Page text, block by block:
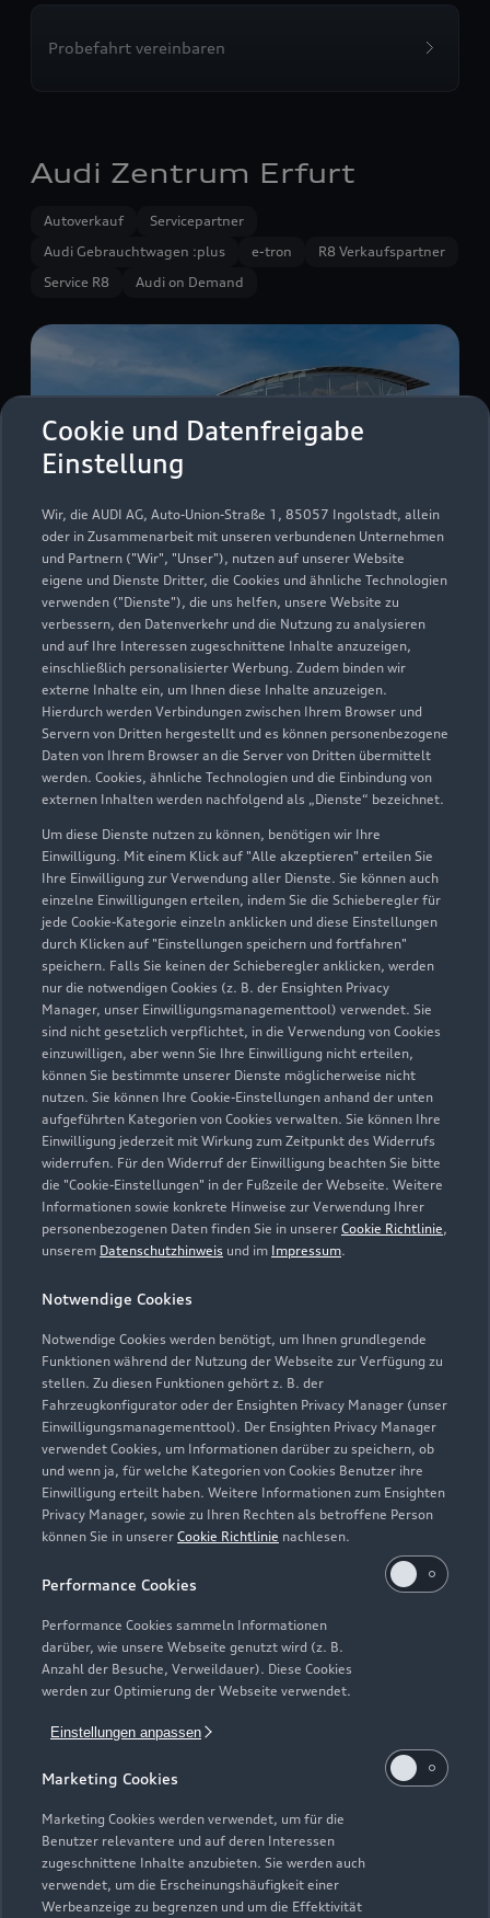
Cookie und Datenfreigabe
Einstellung
Wir, die AUDI AG, Auto-Union-Straße 1, 85057 Ingolstadt, allein
oder in Zusammenarbeit mit unseren verbundenen Unternehmen
und Partnern ("Wir", "Unser"), nutzen auf unserer Website
eigene und Dienste Dritter, die Cookies und ähnliche Technologien
verwenden ("Dienste"), die uns helfen, unsere Website zu
verbessern, den Datenverkehr und die Nutzung zu analysieren
und auf Ihre Interessen zugeschnittene Inhalte anzuzeigen,
einschließlich personalisierter Werbung. Zudem binden wir
externe Inhalte ein, um Ihnen diese Inhalte anzuzeigen.
Hierdurch werden Verbindungen zwischen Ihrem Browser und
Servern von Dritten hergestellt und es können personenbezogene
Daten von Ihrem Browser an die Server von Dritten übermittelt
werden. Cookies, ähnliche Technologien und die Einbindung von
externen Inhalten werden nachfolgend als „Dienste“ bezeichnet.
Um diese Dienste nutzen zu können, benötigen wir Ihre
Einwilligung. Mit einem Klick auf "Alle akzeptieren" erteilen Sie
Ihre Einwilligung zur Verwendung aller Dienste. Sie können auch
einzelne Einwilligungen erteilen, indem Sie die Schieberegler für
jede Cookie-Kategorie einzeln anklicken und diese Einstellungen
durch Klicken auf "Einstellungen speichern und fortfahren"
speichern. Falls Sie keinen der Schieberegler anklicken, werden
nur die notwendigen Cookies (z. B. der Ensighten Privacy
Manager, unser Einwilligungsmanagementtool) verwendet. Sie
sind nicht gesetzlich verpflichtet, in die Verwendung von Cookies
einzuwilligen, aber wenn Sie Ihre Einwilligung nicht erteilen,
können Sie bestimmte unserer Dienste möglicherweise nicht
nutzen. Sie können Ihre Cookie-Einstellungen anhand der unten
aufgeführten Kategorien von Cookies verwalten. Sie können Ihre
Einwilligung jederzeit mit Wirkung zum Zeitpunkt des Widerrufs
widerrufen. Für den Widerruf der Einwilligung beachten Sie bitte
die "Cookie-Einstellungen" in der Fußzeile der Webseite. Weitere
Informationen sowie konkrete Hinweise zur Verwendung Ihrer
personenbezogenen Daten finden Sie in unserer Cookie Richtlinie,
unserem Datenschutzhinweis und im Impressum.
Notwendige Cookies
Notwendige Cookies werden benötigt, um Ihnen grundlegende
Funktionen während der Nutzung der Webseite zur Verfügung zu
stellen. Zu diesen Funktionen gehört z. B. der
Fahrzeugkonfigurator oder der Ensighten Privacy Manager (unser
Einwilligungsmanagementtool). Der Ensighten Privacy Manager
verwendet Cookies, um Informationen darüber zu speichern, ob
und wenn ja, für welche Kategorien von Cookies Benutzer ihre
Einwilligung erteilt haben. Weitere Informationen zum Ensighten
Privacy Manager, sowie zu Ihren Rechten als betroffene Person
können Sie in unserer Cookie Richtlinie nachlesen.
Performance Cookies
Performance Cookies sammeln Informationen
darüber, wie unsere Webseite genutzt wird (z. B.
Anzahl der Besuche, Verweildauer). Diese Cookies
werden zur Optimierung der Webseite verwendet.
Einstellungen anpassen
Marketing Cookies
Marketing Cookies werden verwendet, um für die
Benutzer relevantere und auf deren Interessen
zugeschnittene Inhalte anzubieten. Sie werden auch
verwendet, um die Erscheinungshäufigkeit einer
Werbeanzeige zu begrenzen und um die Effektivität
Probefahrt vereinbaren
Audi Zentrum Erfurt
Autoverkauf
Servicepartner
Audi Gebrauchtwagen :plus
e-tron
R8 Verkaufspartner
Service R8
Audi on Demand
Hermsdorfer Straße 2 a
99099 Erfurt
0361 3435700
info@audizentrum-erfurt.de
Kontaktdaten herunterladen
Öffnungszeiten
Vertrieb Gebrauchtwagen
Geöffnet bis
18:00
Vertrieb Neuwagen
Geöffnet bis18:00
Service
Geöffnet bis18:00
Teile- und Zubehörverkauf
Geöffnet bis
Unser Audi Zentrum hat am 27.12.25 geschlossen.
Zurück nach oben
Modelle
Elektromodelle
Plug-in-Hybride
Neuwagensuche
Gebrauchtwagensuche
Geschäftskunden
Service & Zubehör
Saisonale Angebote
Audi Services
Garantie
Audi digital services
myAudi
Support
Audi Code
Häufige Fragen (FAQ)
Über Audi
Unternehmen
Karriere
Investor Relations